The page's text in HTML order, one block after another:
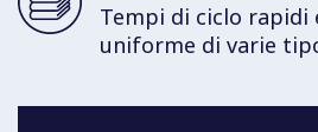
Tempi di ciclo rapidi
uniforme di varie